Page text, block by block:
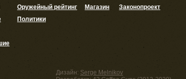
Оружейный рейтинг
Политики
Магазин Законопроект
Дизайн: Serge Melnikov